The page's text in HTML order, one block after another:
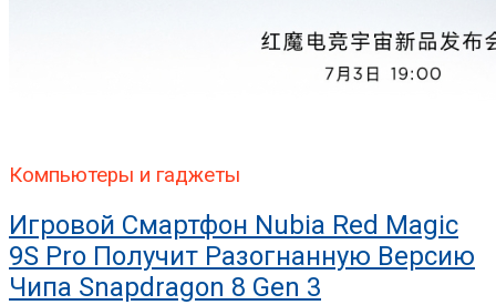
Компьютеры и гаджеты
Игровой Смартфон Nubia Red Magic
9S Pro Получит Разогнанную Версию
Чипа Snapdragon 8 Gen 3